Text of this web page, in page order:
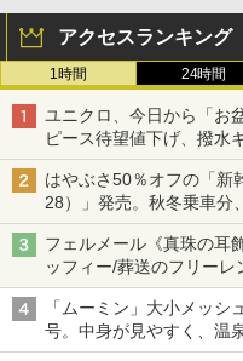
アクセスランキング
1時間 24時間
ユニクロ、今日から「お
ピース待望値下げ、撥水
はやぶさ50％オフの「新
28）」発売。秋冬乗車分
フェルメール《真珠の耳
ッフィー/葬送のフリー
「ムーミン」大小メッシ
号。中身が見やすく、温